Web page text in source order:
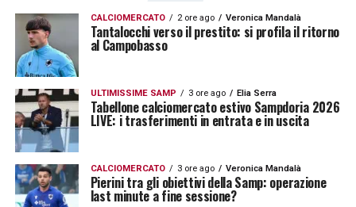
CALCIOMERCATO 2 ore ago Veronica Mandalà
Tantalocchi verso il prestito: si profila il ritorno
al Campobasso
ULTIMISSIME SAMP 3 ore ago Elia Serra
Tabellone calciomercato estivo Sampdoria 2026
LIVE: i trasferimenti in entrata e in uscita
CALCIOMERCATO 3 ore ago Veronica Mandalà
Pierini tra gli obiettivi della Samp: operazione
last minute a fine sessione?